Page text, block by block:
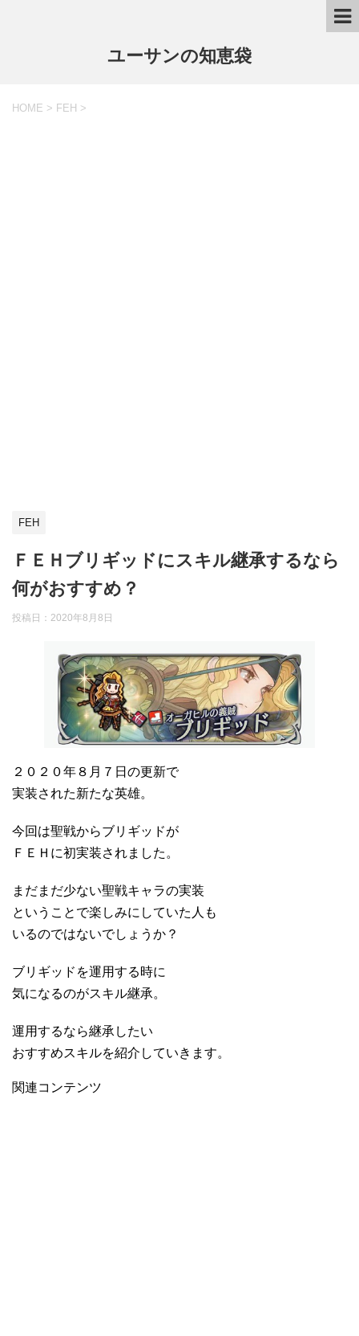
ユーサンの知恵袋
HOME > FEH >
FEH
ＦＥＨブリギッドにスキル継承するなら
何がおすすめ？
投稿日： 2020年8月8日
２０２０年８月７日の更新で
実装された新たな英雄。
今回は聖戦からブリギッドが
ＦＥＨに初実装されました。
まだまだ少ない聖戦キャラの実装
ということで楽しみにしていた人も
いるのではないでしょうか？
ブリギッドを運用する時に
気になるのがスキル継承。
運用するなら継承したい
おすすめスキルを紹介していきます。
関連コンテンツ